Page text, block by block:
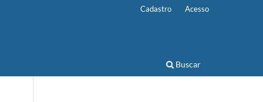
Buscar
Cadastro Acesso